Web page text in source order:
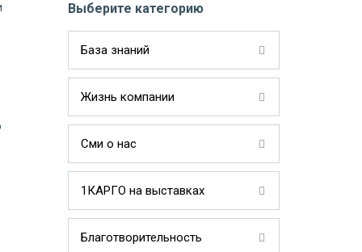
Выберите категорию
База знаний
Жизнь компании
Сми о нас
1КАРГО на выставках
Благотворительность